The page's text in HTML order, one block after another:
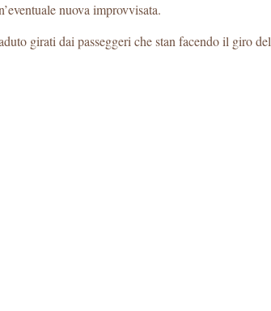
nuova improvvisata.
girati dai passeggeri che stan facendo il giro